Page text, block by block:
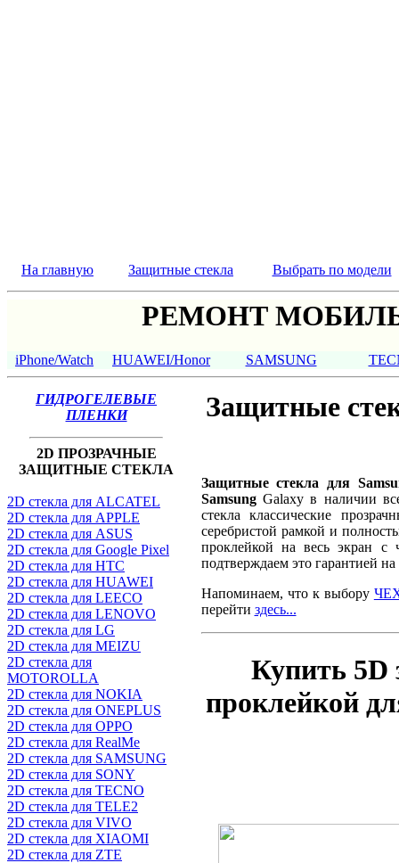
На главную Защитные стекла Выбрать по модели
РЕМОНТ
iPhone/Watch HUAWEI/Honor SAMSUNG
ГИДРОГЕЛЕВЫЕ
ПЛЕНКИ
2D ПРОЗРАЧНЫЕ
ЗАЩИТНЫЕ СТЕКЛА
2D стекла для ALCATEL
2D стекла для APPLE
2D стекла для ASUS
2D стекла для Google Pixel
2D стекла для HTC
2D стекла для HUAWEI
2D стекла для LEECO
2D стекла для LENOVO
2D стекла для LG
2D стекла для MEIZU
2D стекла для
MOTOROLLA
2D стекла для NOKIA
2D стекла для ONEPLUS
2D стекла для OPPO
2D стекла для RealMe
2D стекла для SAMSUNG
2D стекла для SONY
2D стекла для TECNO
2D стекла для TELE2
2D стекла для VIVO
2D стекла для XIAOMI
2D стекла для ZTE
Защитные
Защитные стекла для
SamsungGalaxy в наличии
стекла классические
серебристой рамкой и
проклейкой на весь экран с
подтверждаем это гарантией на
Напоминаем, что к выбору
перейти здесь...
Купить 5D
проклейкой